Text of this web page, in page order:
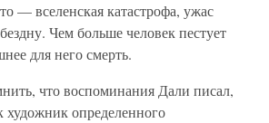
— вселенская катастрофа, ужас
Чем больше человек пестует
для него смерть.
что воспоминания Дали писал,
художник определенного